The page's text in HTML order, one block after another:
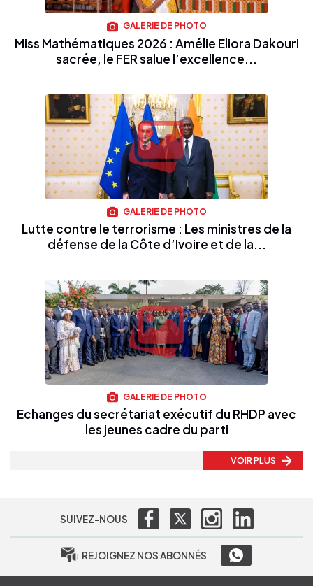
GALERIE DE PHOTO
Miss Mathématiques 2026 : Amélie Eliora Dakouri
sacrée, le FER salue l’excellence...
GALERIE DE PHOTO
Lutte contre le terrorisme : Les ministres de la
défense de la Côte d’Ivoire et de la...
GALERIE DE PHOTO
Echanges du secrétariat exécutif du RHDP avec
les jeunes cadre du parti
VOIR PLUS
SUIVEZ-NOUS
REJOIGNEZ NOS ABONNÉS